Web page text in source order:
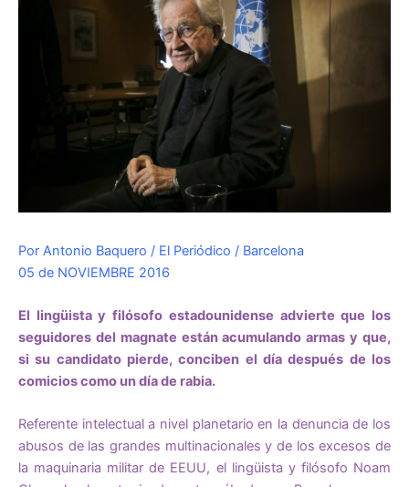
Por Antonio Baquero / El Periódico / Barcelona
05 de NOVIEMBRE 2016
El lingüista y filósofo estadounidense advierte que los
seguidores del magnate están acumulando armas y que,
si su candidato pierde, conciben el día después de los
comicios como un día de rabia.
Referente intelectual a nivel planetario en la denuncia de los
abusos de las grandes multinacionales y de los excesos de
la maquinaria militar de EEUU, el lingüista y filósofo Noam